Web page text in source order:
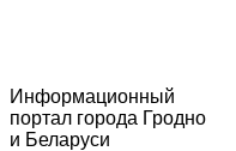
Информационный
портал города Гродно
и Беларуси